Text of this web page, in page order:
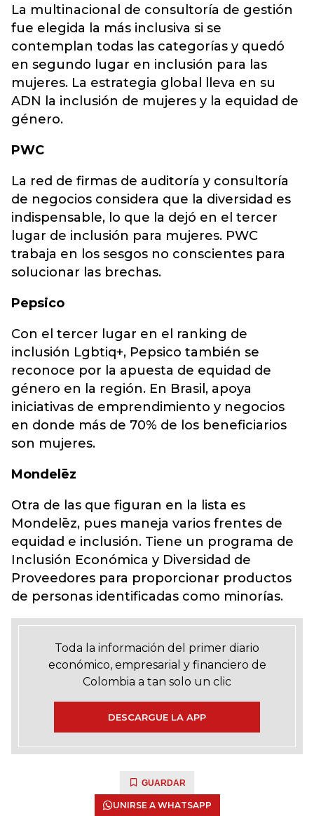
La multinacional de consultoría de gestión
fue elegida la más inclusiva si se
contemplan todas las categorías y quedó
en segundo lugar en inclusión para las
mujeres. La estrategia global lleva en su
ADN la inclusión de mujeres y la equidad de
género.
PWC
La red de firmas de auditoría y consultoría
de negocios considera que la diversidad es
indispensable, lo que la dejó en el tercer
lugar de inclusión para mujeres. PWC
trabaja en los sesgos no conscientes para
solucionar las brechas.
Pepsico
Con el tercer lugar en el ranking de
inclusión Lgbtiq+, Pepsico también se
reconoce por la apuesta de equidad de
género en la región. En Brasil, apoya
iniciativas de emprendimiento y negocios
en donde más de 70% de los beneficiarios
son mujeres.
Mondelēz
Otra de las que figuran en la lista es
Mondelēz, pues maneja varios frentes de
equidad e inclusión. Tiene un programa de
Inclusión Económica y Diversidad de
Proveedores para proporcionar productos
de personas identificadas como minorías.
Toda la información del primer diario
económico, empresarial y financiero de
Colombia a tan solo un clic
DESCARGUE LA APP
GUARDAR
UNIRSE A WHATSAPP